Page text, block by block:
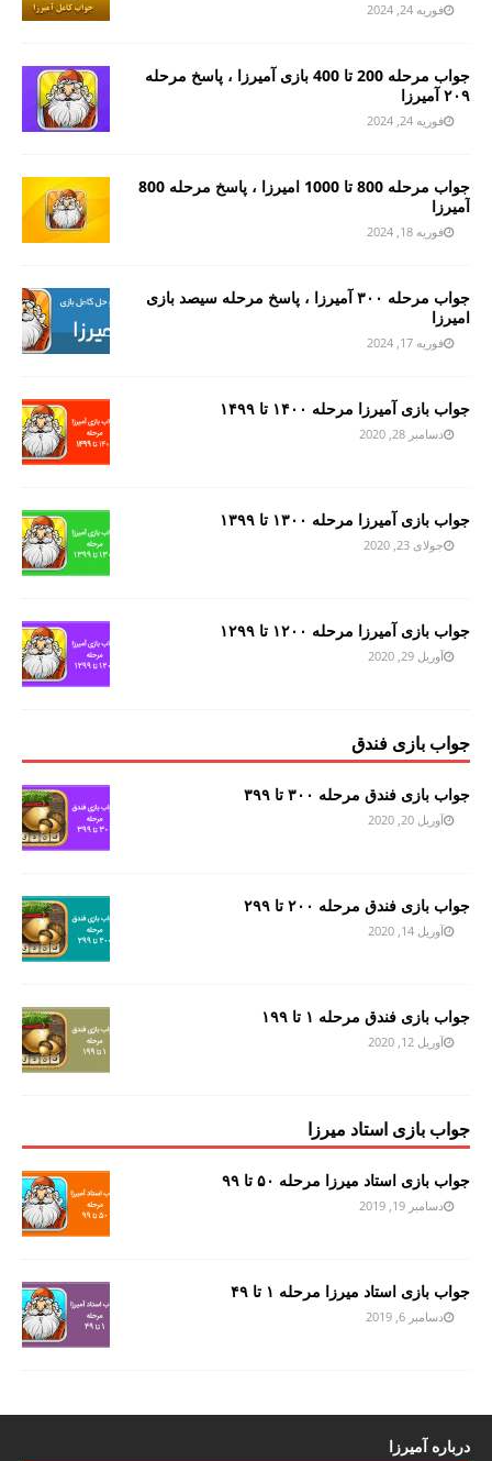
فوریه 24, 2024
جواب مرحله 200 تا 400 بازی آمیرزا ، پاسخ مرحله
۲۰۹ آمیرزا
فوریه 24, 2024
جواب مرحله 800 تا 1000 امیرزا ، پاسخ مرحله 800
آمیرزا
فوریه 18, 2024
جواب مرحله ۳۰۰ آمیرزا ، پاسخ مرحله سیصد بازی
امیرزا
فوریه 17, 2024
جواب بازی آمیرزا مرحله ۱۴۰۰ تا ۱۴۹۹
دسامبر 28, 2020
جواب بازی آمیرزا مرحله ۱۳۰۰ تا ۱۳۹۹
جولای 23, 2020
جواب بازی آمیرزا مرحله ۱۲۰۰ تا ۱۲۹۹
آوریل 29, 2020
جواب بازی فندق
جواب بازی فندق مرحله ۳۰۰ تا ۳۹۹
آوریل 20, 2020
جواب بازی فندق مرحله ۲۰۰ تا ۲۹۹
آوریل 14, 2020
جواب بازی فندق مرحله ۱ تا ۱۹۹
آوریل 12, 2020
جواب بازی استاد میرزا
جواب بازی استاد میرزا مرحله ۵۰ تا ۹۹
دسامبر 19, 2019
جواب بازی استاد میرزا مرحله ۱ تا ۴۹
دسامبر 6, 2019
درباره آمیرزا